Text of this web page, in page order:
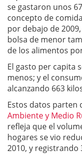
se gastaron unos
concepto de
por debajo de
bolsa de menor
de los alimentos
El gasto per capita
menos; y el
alcanzando 663
Estos datos parten
Ambiente y Medio
refleja que el
hogares se vio
2010, y registrando